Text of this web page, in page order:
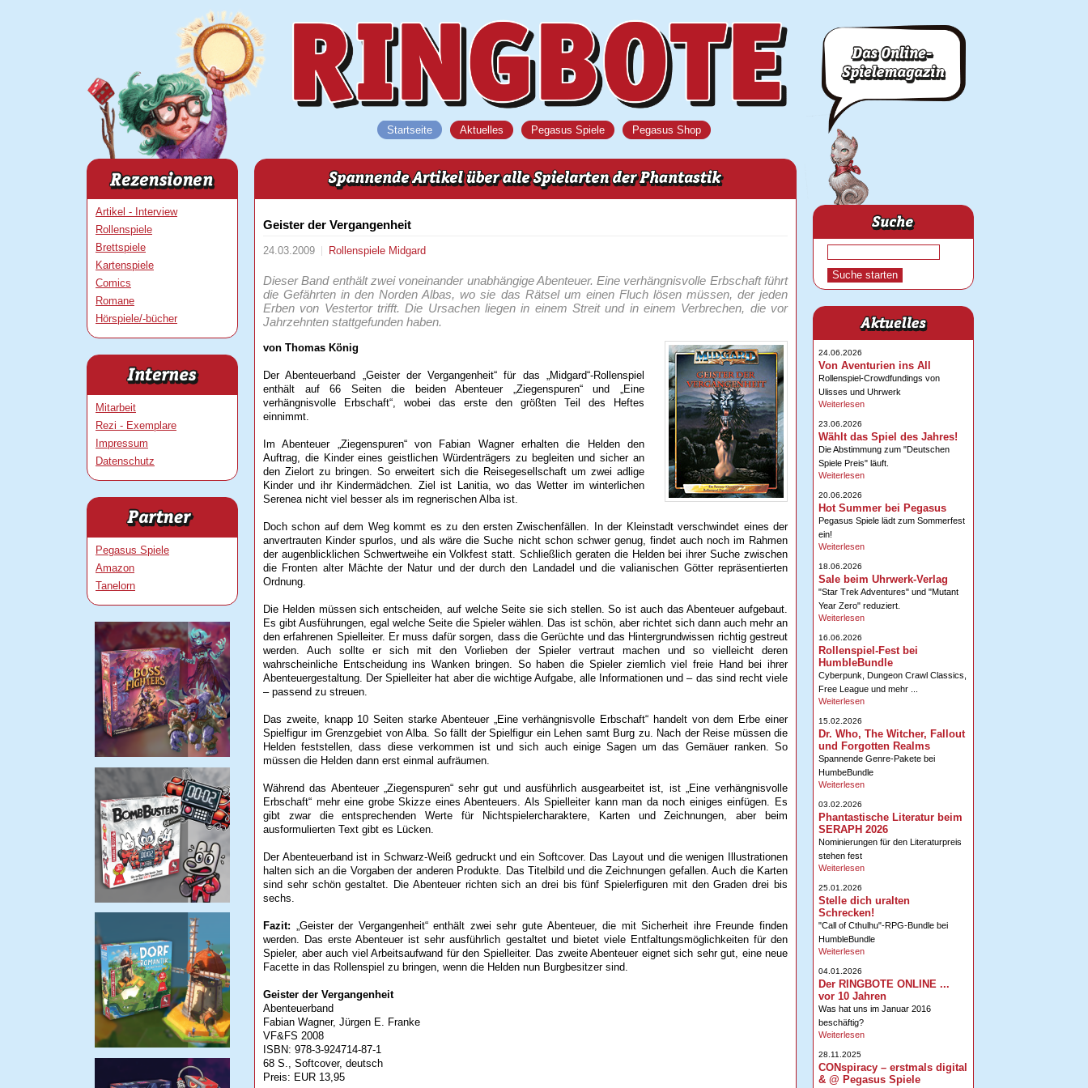
Startseite Aktuelles Pegasus Spiele Pegasus Shop
Artikel - Interview
Rollenspiele
Brettspiele
Kartenspiele
Comics
Romane
Hörspiele/-bücher
Mitarbeit
Rezi - Exemplare
Impressum
Datenschutz
Pegasus Spiele
Amazon
Tanelorn
Geister der Vergangenheit
24.03.2009 Rollenspiele Midgard
Dieser Band enthält zwei voneinander unabhängige Abenteuer. Eine verhängnisvolle Erbschaft führt
die Gefährten in den Norden Albas, wo sie das Rätsel um einen Fluch lösen müssen, der jeden
Erben von Vestertor trifft. Die Ursachen liegen in einem Streit und in einem Verbrechen, die vor
Jahrzehnten stattgefunden haben.
von Thomas König
Der Abenteuerband „Geister der Vergangenheit“ für das „Midgard“-Rollenspiel
enthält auf 66 Seiten die beiden Abenteuer „Ziegenspuren“ und „Eine
verhängnisvolle Erbschaft“, wobei das erste den größten Teil des Heftes
einnimmt.
Im Abenteuer „Ziegenspuren“ von Fabian Wagner erhalten die Helden den
Auftrag, die Kinder eines geistlichen Würdenträgers zu begleiten und sicher an
den Zielort zu bringen. So erweitert sich die Reisegesellschaft um zwei adlige
Kinder und ihr Kindermädchen. Ziel ist Lanitia, wo das Wetter im winterlichen
Serenea nicht viel besser als im regnerischen Alba ist.
Doch schon auf dem Weg kommt es zu den ersten Zwischenfällen. In der Kleinstadt verschwindet eines der
anvertrauten Kinder spurlos, und als wäre die Suche nicht schon schwer genug, findet auch noch im Rahmen
der augenblicklichen Schwertweihe ein Volkfest statt. Schließlich geraten die Helden bei ihrer Suche zwischen
die Fronten alter Mächte der Natur und der durch den Landadel und die valianischen Götter repräsentierten
Ordnung.
Die Helden müssen sich entscheiden, auf welche Seite sie sich stellen. So ist auch das Abenteuer aufgebaut.
Es gibt Ausführungen, egal welche Seite die Spieler wählen. Das ist schön, aber richtet sich dann auch mehr an
den erfahrenen Spielleiter. Er muss dafür sorgen, dass die Gerüchte und das Hintergrundwissen richtig gestreut
werden. Auch sollte er sich mit den Vorlieben der Spieler vertraut machen und so vielleicht deren
wahrscheinliche Entscheidung ins Wanken bringen. So haben die Spieler ziemlich viel freie Hand bei ihrer
Abenteuergestaltung. Der Spielleiter hat aber die wichtige Aufgabe, alle Informationen und – das sind recht viele
– passend zu streuen.
Das zweite, knapp 10 Seiten starke Abenteuer „Eine verhängnisvolle Erbschaft“ handelt von dem Erbe einer
Spielfigur im Grenzgebiet von Alba. So fällt der Spielfigur ein Lehen samt Burg zu. Nach der Reise müssen die
Helden feststellen, dass diese verkommen ist und sich auch einige Sagen um das Gemäuer ranken. So
müssen die Helden dann erst einmal aufräumen.
Während das Abenteuer „Ziegenspuren“ sehr gut und ausführlich ausgearbeitet ist, ist „Eine verhängnisvolle
Erbschaft“ mehr eine grobe Skizze eines Abenteuers. Als Spielleiter kann man da noch einiges einfügen. Es
gibt zwar die entsprechenden Werte für Nichtspielercharaktere, Karten und Zeichnungen, aber beim
ausformulierten Text gibt es Lücken.
Der Abenteuerband ist in Schwarz-Weiß gedruckt und ein Softcover. Das Layout und die wenigen Illustrationen
halten sich an die Vorgaben der anderen Produkte. Das Titelbild und die Zeichnungen gefallen. Auch die Karten
sind sehr schön gestaltet. Die Abenteuer richten sich an drei bis fünf Spielerfiguren mit den Graden drei bis
sechs.
Fazit: „Geister der Vergangenheit“ enthält zwei sehr gute Abenteuer, die mit Sicherheit ihre Freunde finden
werden. Das erste Abenteuer ist sehr ausführlich gestaltet und bietet viele Entfaltungsmöglichkeiten für den
Spieler, aber auch viel Arbeitsaufwand für den Spielleiter. Das zweite Abenteuer eignet sich sehr gut, eine neue
Facette in das Rollenspiel zu bringen, wenn die Helden nun Burgbesitzer sind.
Geister der Vergangenheit
Abenteuerband
Fabian Wagner, Jürgen E. Franke
VF&FS 2008
ISBN: 978-3-924714-87-1
68 S., Softcover, deutsch
Preis: EUR 13,95
24.06.2026
Von Aventurien ins All
Rollenspiel-Crowdfundings von
Ulisses und Uhrwerk
Weiterlesen
23.06.2026
Wählt das Spiel des Jahres!
Die Abstimmung zum "Deutschen
Spiele Preis" läuft.
Weiterlesen
20.06.2026
Hot Summer bei Pegasus
Pegasus Spiele lädt zum Sommerfest
ein!
Weiterlesen
18.06.2026
Sale beim Uhrwerk-Verlag
"Star Trek Adventures" und "Mutant
Year Zero" reduziert.
Weiterlesen
16.06.2026
Rollenspiel-Fest bei
HumbleBundle
Cyberpunk, Dungeon Crawl Classics,
Free League und mehr ...
Weiterlesen
15.02.2026
Dr. Who, The Witcher, Fallout
und Forgotten Realms
Spannende Genre-Pakete bei
HumbeBundle
Weiterlesen
03.02.2026
Phantastische Literatur beim
SERAPH 2026
Nominierungen für den Literaturpreis
stehen fest
Weiterlesen
25.01.2026
Stelle dich uralten
Schrecken!
"Call of Cthulhu"-RPG-Bundle bei
HumbleBundle
Weiterlesen
04.01.2026
Der RINGBOTE ONLINE ...
vor 10 Jahren
Was hat uns im Januar 2016
beschäftig?
Weiterlesen
28.11.2025
CONspiracy – erstmals digital
& @ Pegasus Spiele